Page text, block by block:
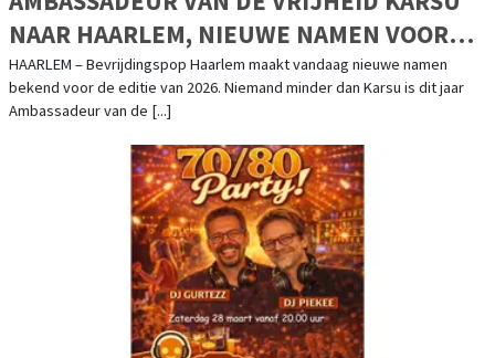
NAAR HAARLEM, NIEUWE NAMEN VOOR
BEVRIJDINGSPOP 2026 BEKEND
HAARLEM – Bevrijdingspop Haarlem maakt vandaag nieuwe namen
bekend voor de editie van 2026. Niemand minder dan Karsu is dit jaar
Ambassadeur van de [...]